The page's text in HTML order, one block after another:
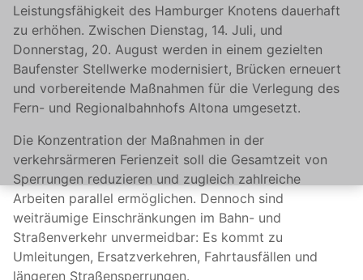
Leistungsfähigkeit des Hamburger Knotens dauerhaft
zu erhöhen. Zwischen Dienstag, 14. Juli, und
Donnerstag, 20. August werden in einem gezielten
Baufenster Stellwerke modernisiert, Brücken erneuert
und vorbereitende Maßnahmen für die Verlegung des
Fern- und Regionalbahnhofs Altona umgesetzt.
Die Konzentration der Maßnahmen in der
verkehrsärmeren Ferienzeit soll die Gesamtzeit von
Sperrungen reduzieren und zugleich zahlreiche
Arbeiten parallel ermöglichen. Dennoch sind
weiträumige Einschränkungen im Bahn- und
Straßenverkehr unvermeidbar: Es kommt zu
Umleitungen, Ersatzverkehren, Fahrtausfällen und
längeren Straßensperrungen.